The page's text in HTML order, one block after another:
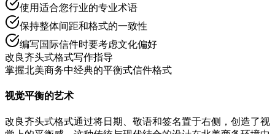
使用适合您行业的专业术语
保持整体间距和格式的一致性
编写国际信件时要考虑文化偏好
改良齐头式格式写作指导
掌握北美商务中经典的平衡式信件格式
视觉平衡的艺术
改良齐头式格式通过将日期、敬语和签名置于右侧，创造了视